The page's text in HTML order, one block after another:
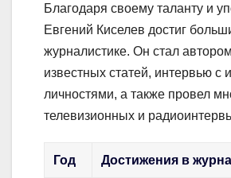
Благодаря своему таланту и
Евгений Киселев достиг
журналистике. Он стал
известных статей, интервью с
личностями, а также провел
телевизионных и
Год Достижения в